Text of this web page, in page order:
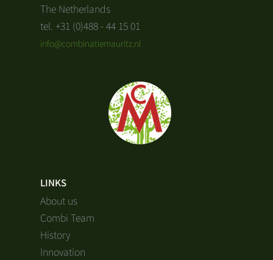
The Netherlands
tel. +31 (0)488 - 44 15 01
info@combinatiemauritz.nl
LINKS
About us
Combi Team
History
Innovation